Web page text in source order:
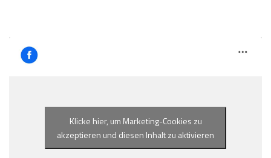
Klicke hier, um Marketing-Cookies zu
akzeptieren und diesen Inhalt zu aktivieren